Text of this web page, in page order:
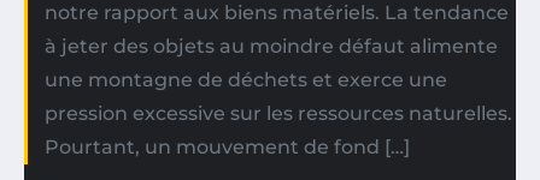
notre rapport aux biens matériels. La tendance
à jeter des objets au moindre défaut alimente
une montagne de déchets et exerce une
pression excessive sur les ressources naturelles.
Pourtant, un mouvement de fond […]